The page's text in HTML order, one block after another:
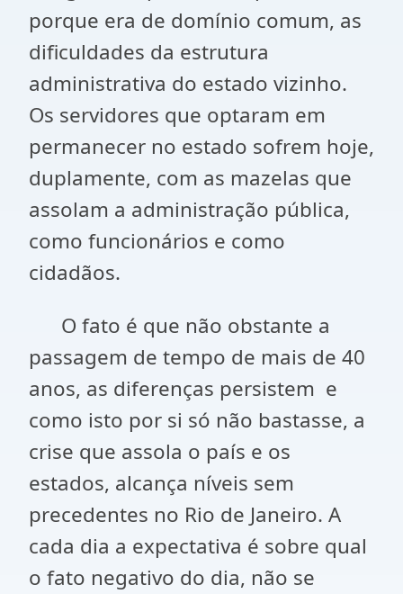
porque era de domínio comum, as
dificuldades da estrutura
administrativa do estado vizinho.
Os servidores que optaram em
permanecer no estado sofrem hoje,
duplamente, com as mazelas que
assolam a administração pública,
como funcionários e como
cidadãos.
O fato é que não obstante a
passagem de tempo de mais de 40
anos, as diferenças persistem e
como isto por si só não bastasse, a
crise que assola o país e os
estados, alcança níveis sem
precedentes no Rio de Janeiro. A
cada dia a expectativa é sobre qual
o fato negativo do dia, não se